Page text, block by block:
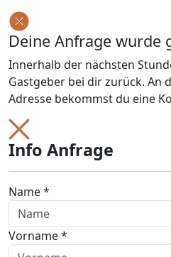
Deine Anfrage wurde
Innerhalb der nächsten
Gastgeber bei dir zurück. An
Adresse bekommst du eine
Info Anfrage
Name *
Vorname *